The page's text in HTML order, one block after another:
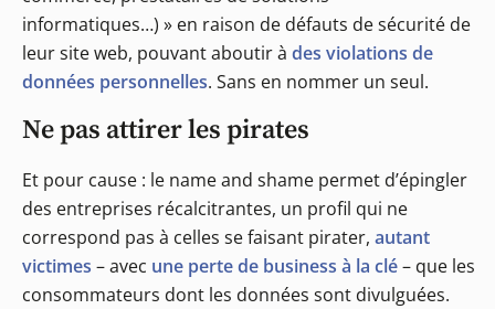
informatiques…) » en raison de défauts de sécurité de
leur site web, pouvant aboutir à des violations de
données personnelles. Sans en nommer un seul.
Ne pas attirer les pirates
Et pour cause : le name and shame permet d’épingler
des entreprises récalcitrantes, un profil qui ne
correspond pas à celles se faisant pirater, autant
victimes – avec une perte de business à la clé– que les
consommateurs dont les données sont divulguées.